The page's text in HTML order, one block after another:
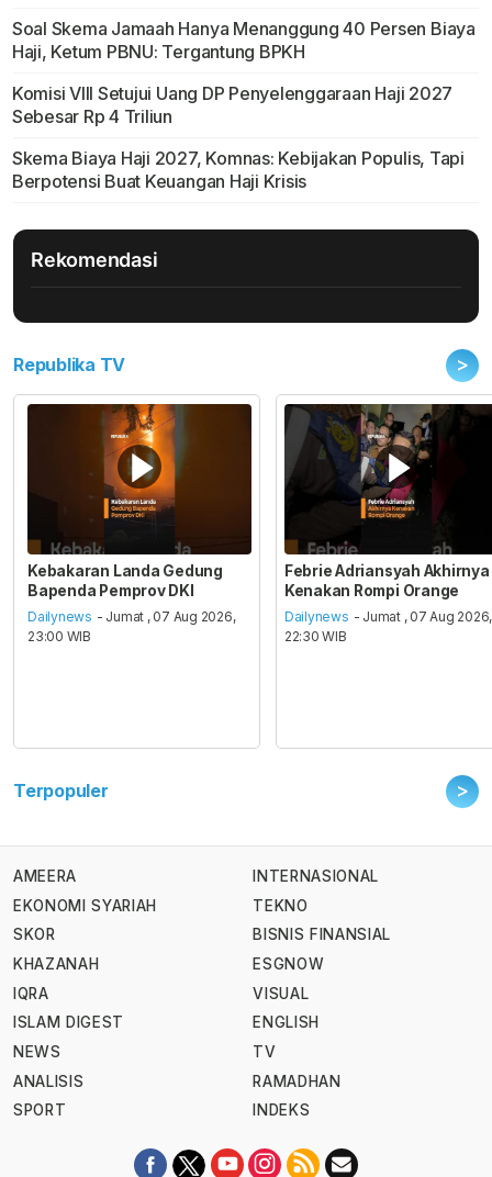
Soal Skema Jamaah Hanya Menanggung 40 Persen Biaya
Haji, Ketum PBNU: Tergantung BPKH
Komisi VIII Setujui Uang DP Penyelenggaraan Haji 2027
Sebesar Rp 4 Triliun
Skema Biaya Haji 2027, Komnas: Kebijakan Populis, Tapi
Berpotensi Buat Keuangan Haji Krisis
Rekomendasi
Republika TV >
Kebakaran Landa Gedung
Bapenda Pemprov DKI
Dailynews - Jumat , 07 Aug 2026,
23:00 WIB
Febrie Adriansyah Akhirnya
Kenakan Rompi Orange
Dailynews - Jumat , 07 Aug 2026,
22:30 WIB
Terpopuler >
AMEERA
EKONOMI SYARIAH
SKOR
KHAZANAH
IQRA
ISLAM DIGEST
NEWS
ANALISIS
SPORT
INTERNASIONAL
TEKNO
BISNIS FINANSIAL
ESGNOW
VISUAL
ENGLISH
TV
RAMADHAN
INDEKS